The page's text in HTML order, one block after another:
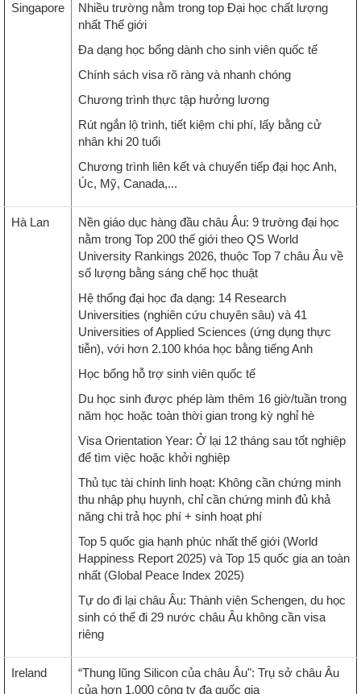
Singapore
Nhiều trường nằm trong top Đại học chất lượng
nhất Thế giới
Đa dạng học bổng dành cho sinh viên quốc tế
Chính sách visa rõ ràng và nhanh chóng
Chương trình thực tập hưởng lương
Rút ngắn lộ trình, tiết kiệm chi phí, lấy bằng cử
nhân khi 20 tuổi
Chương trình liên kết và chuyển tiếp đại học Anh,
Úc, Mỹ, Canada,...
Hà Lan
Nền giáo dục hàng đầu châu Âu: 9 trường đại học
nằm trong Top 200 thế giới theo QS World
University Rankings 2026, thuộc Top 7 châu Âu về
số lượng bằng sáng chế học thuật
Hệ thống đại học đa dạng: 14 Research
Universities (nghiên cứu chuyên sâu) và 41
Universities of Applied Sciences (ứng dụng thực
tiễn), với hơn 2.100 khóa học bằng tiếng Anh
Học bổng hỗ trợ sinh viên quốc tế
Du học sinh được phép làm thêm 16 giờ/tuần trong
năm học hoặc toàn thời gian trong kỳ nghỉ hè
Visa Orientation Year: Ở lại 12 tháng sau tốt nghiệp
để tìm việc hoặc khởi nghiệp
Thủ tục tài chính linh hoạt: Không cần chứng minh
thu nhập phụ huynh, chỉ cần chứng minh đủ khả
năng chi trả học phí + sinh hoạt phí
Top 5 quốc gia hạnh phúc nhất thế giới (World
Happiness Report 2025) và Top 15 quốc gia an toàn
nhất (Global Peace Index 2025)
Tự do đi lại châu Âu: Thành viên Schengen, du học
sinh có thể đi 29 nước châu Âu không cần visa
riêng
Ireland
“Thung lũng Silicon của châu Âu": Trụ sở châu Âu
của hơn 1.000 công ty đa quốc gia